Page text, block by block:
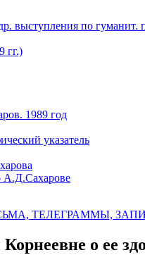
выступления по гуманит.
гг.)
1989 год
указатель
А.Д.Сахарове
ТЕЛЕГРАММЫ,
о ее